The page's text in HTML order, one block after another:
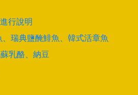
行說明
瑞典鹽醃鯡魚、韓式活章魚
乳酪、納豆